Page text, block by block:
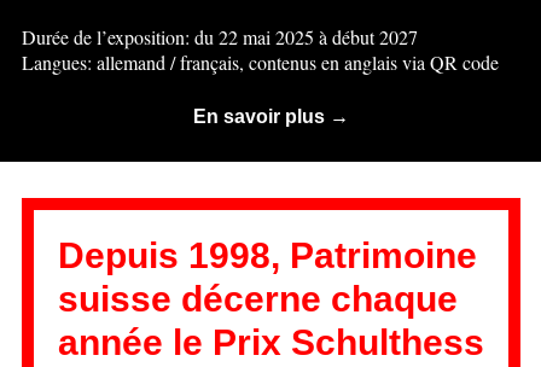
Durée de l’exposition: du 22 mai 2025 à début 2027
Langues: allemand / français, contenus en anglais via QR code
En savoir plus →
Depuis 1998, Patrimoine
suisse décerne chaque
année le Prix Schulthess